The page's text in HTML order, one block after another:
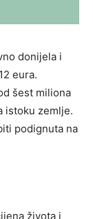
donijela i
eura.
šest miliona
istoku zemlje.
podignuta na
života i